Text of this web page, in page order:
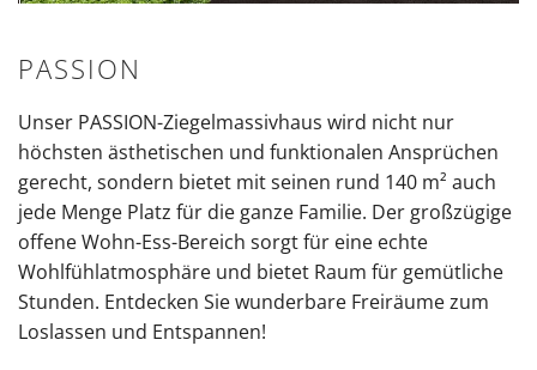
PASSION
Unser PASSION-Ziegelmassivhaus wird nicht nur
höchsten ästhetischen und funktionalen Ansprüchen
gerecht, sondern bietet mit seinen rund 140 m² auch
jede Menge Platz für die ganze Familie. Der großzügige
offene Wohn-Ess-Bereich sorgt für eine echte
Wohlfühlatmosphäre und bietet Raum für gemütliche
Stunden. Entdecken Sie wunderbare Freiräume zum
Loslassen und Entspannen!